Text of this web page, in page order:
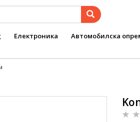
Електроника Автомобилска